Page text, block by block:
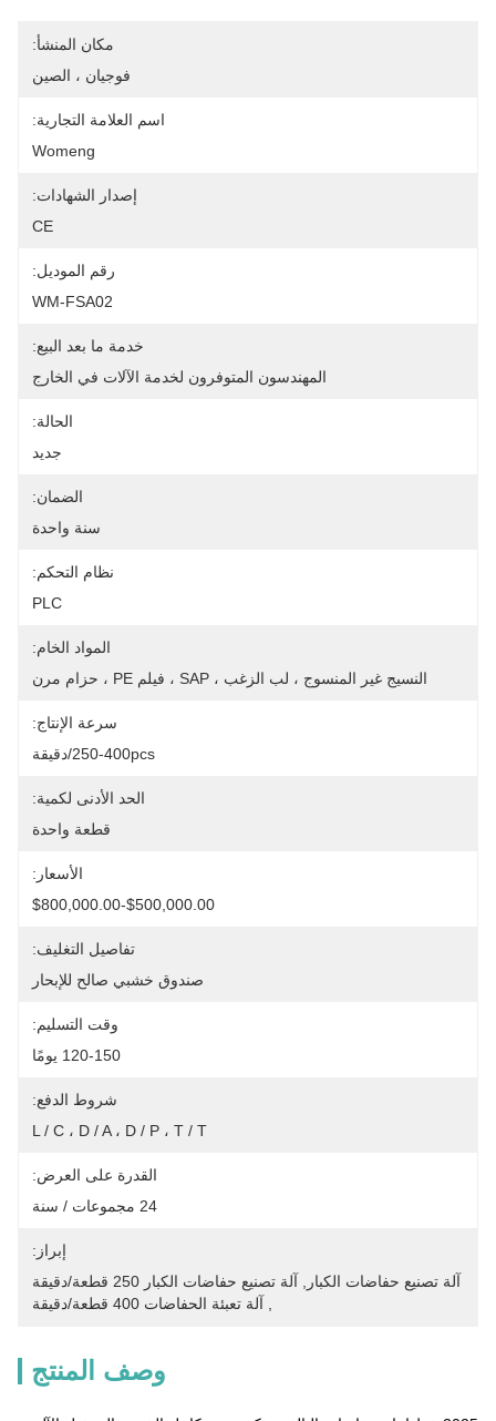
مكان المنشأ:
فوجيان ، الصين
اسم العلامة التجارية:
Womeng
إصدار الشهادات:
CE
رقم الموديل:
WM-FSA02
خدمة ما بعد البيع:
المهندسون المتوفرون لخدمة الآلات في الخارج
الحالة:
جديد
الضمان:
سنة واحدة
نظام التحكم:
PLC
المواد الخام:
النسيج غير المنسوج ، لب الزغب ، SAP ، فيلم PE ، حزام مرن
سرعة الإنتاج:
250-400pcs/دقيقة
الحد الأدنى لكمية:
قطعة واحدة
الأسعار:
$500,000.00-$800,000.00
تفاصيل التغليف:
صندوق خشبي صالح للإبحار
وقت التسليم:
120-150 يومًا
شروط الدفع:
L / C ، D / A ، D / P ، T / T
القدرة على العرض:
24 مجموعات / سنة
إبراز:
آلة تصنيع حفاضات الكبار
آلة تصنيع حفاضات الكبار 250 قطعة/دقيقة
آلة تعبئة الحفاضات 400 قطعة/دقيقة
وصف المنتج